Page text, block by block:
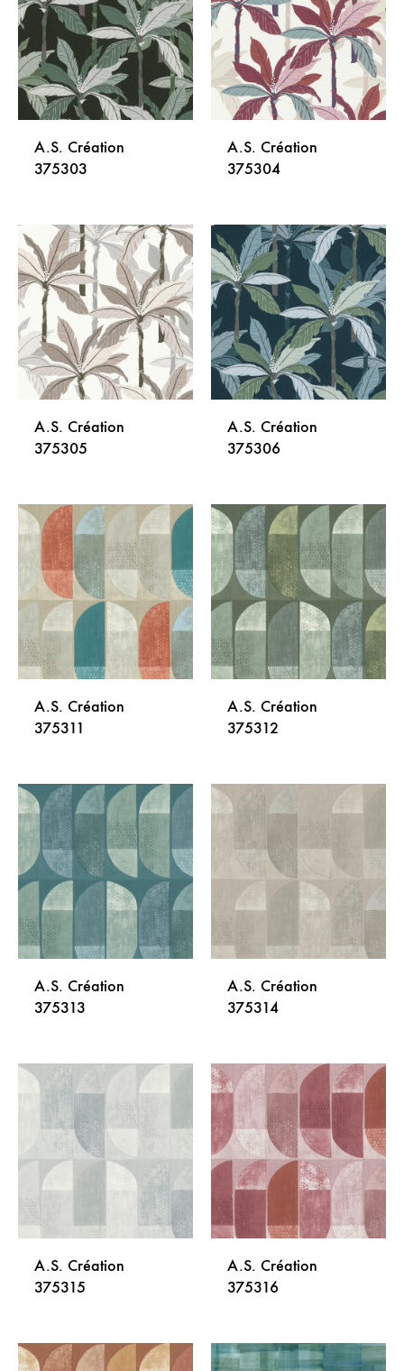
LISTU
ŽELJA
LISTU
ŽELJA
A.S. Création
375303
DODAJ
NA
LISTU
ŽELJA
A.S. Création
375304
NA
LISTU
ŽELJA
A.S. Création
375305
DODAJ
ŽELJA
A.S. Création
375306
ŽELJA
A.S. Création
375311
DODAJ
ŽELJA
A.S. Création
375312
A.S. Création
375313
DODAJ
A.S. Création
375314
ŽELJA
A.S. Création
375315
DODAJ
A.S. Création
375316